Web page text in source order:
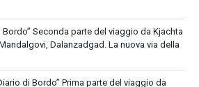
Seconda parte del viaggio da Kjachta
Dalanzadgad. La nuova via della
di Bordo” Prima parte del viaggio da